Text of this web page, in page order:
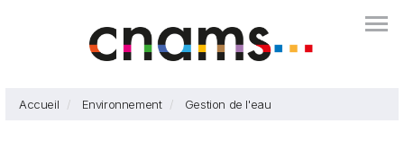
Accueil Environnement Gestion de l'eau